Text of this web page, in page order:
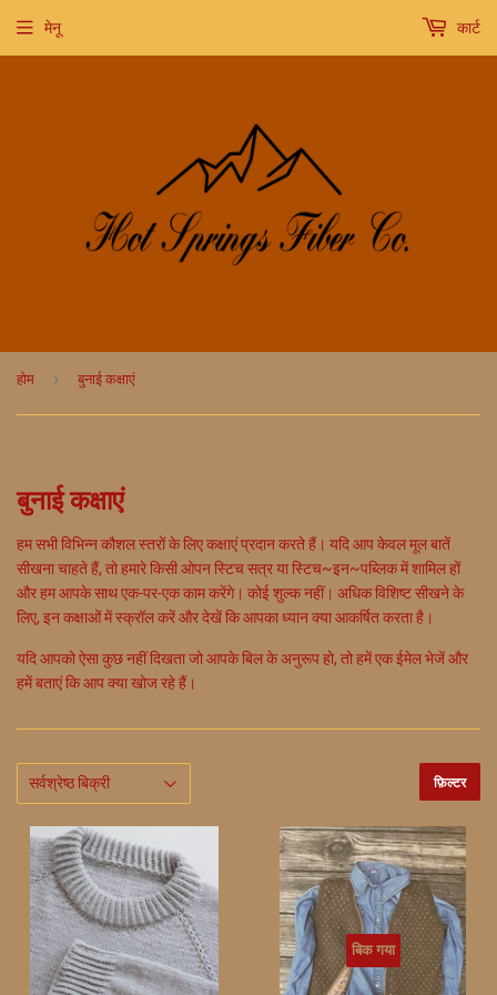
मेनू कार्ट
होम › बुनाई कक्षाएं
बुनाई कक्षाएं
हम सभी विभिन्न कौशल स्तरों के लिए कक्षाएं प्रदान करते हैं। यदि आप केवल मूल बातें
सीखना चाहते हैं, तो हमारे किसी ओपन स्टिच सत्र या स्टिच~इन~पब्लिक में शामिल हों
और हम आपके साथ एक-पर-एक काम करेंगे। कोई शुल्क नहीं। अधिक विशिष्ट सीखने के
लिए, इन कक्षाओं में स्क्रॉल करें और देखें कि आपका ध्यान क्या आकर्षित करता है।
यदि आपको ऐसा कुछ नहीं दिखता जो आपके बिल के अनुरूप हो, तो हमें एक ईमेल भेजें और
हमें बताएं कि आप क्या खोज रहे हैं।
फ़िल्टर
बिक गया